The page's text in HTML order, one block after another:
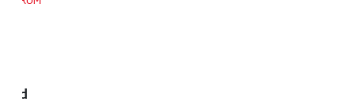
Stráži nad